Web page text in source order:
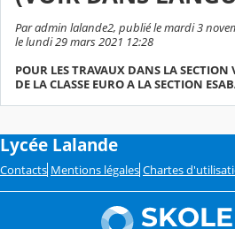
Par admin lalande2, publié le mardi 3
le lundi 29 mars 2021 12:28
POUR LES TRAVAUX DANS LA SECTION
DE LA CLASSE EURO A LA SECTION
Lycée Lalande
Contacts Mentions légales Chartes